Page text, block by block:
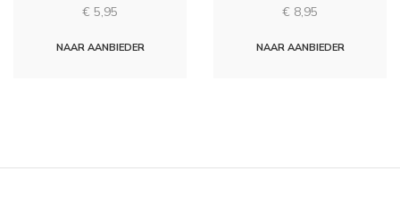
d
€ 5,95
NAAR AANBIEDER
d
€ 8,95
NAAR AANBIEDER